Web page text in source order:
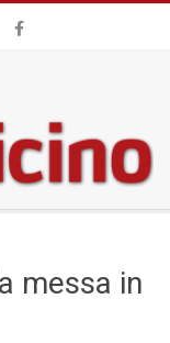
messa in